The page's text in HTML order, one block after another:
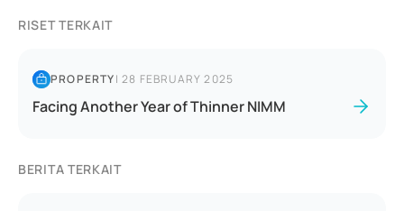
RISET TERKAIT
PROPERTY|28 FEBRUARY 2025
Facing Another Year of Thinner NIMM
BERITA TERKAIT